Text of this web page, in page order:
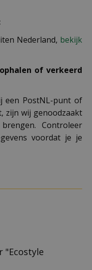
Nederland, bekijk
of verkeerd
een PostNL-punt of
zijn wij genoodzaakt
Controleer
voordat je je
"Ecostyle